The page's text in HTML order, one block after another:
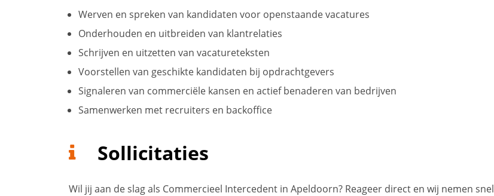
Werven en spreken van kandidaten voor openstaande vacatures
Onderhouden en uitbreiden van klantrelaties
Schrijven en uitzetten van vacatureteksten
Voorstellen van geschikte kandidaten bij opdrachtgevers
Signaleren van commerciële kansen en actief benaderen van bedrijven
Samenwerken met recruiters en backoffice
Sollicitaties
Wil jij aan de slag als Commercieel Intercedent in Apeldoorn? Reageer direct en wij nemen snel